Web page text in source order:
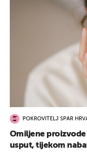
POKROVITELJ SPAR
Omiljene
usput, tijekom